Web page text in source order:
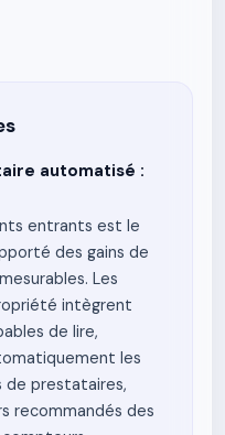
automatisé :
entrants est le
des gains de
Les
intègrent
de lire,
les
de prestataires,
recommandés des